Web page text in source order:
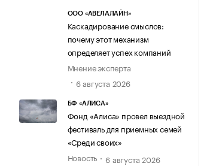
ООО «АВЕЛАЛАЙН»
Каскадирование смыслов:
почему этот механизм
определяет успех компаний
Мнение эксперта
6 августа 2026
БФ «АЛИСА»
Фонд «Алиса» провел выездной
фестиваль для приемных семей
«Среди своих»
Новость
6 августа 2026